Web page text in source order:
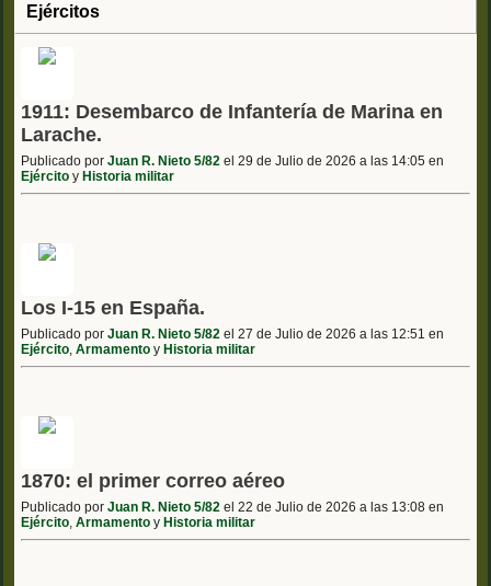
Ejércitos
1911: Desembarco de Infantería de Marina en
Larache.
Publicado por Juan R. Nieto 5/82 el 29 de Julio de 2026 a las 14:05 en
Ejército y Historia militar
Los I-15 en España.
Publicado por Juan R. Nieto 5/82 el 27 de Julio de 2026 a las 12:51 en
Ejército, Armamento y Historia militar
1870: el primer correo aéreo
Publicado por Juan R. Nieto 5/82 el 22 de Julio de 2026 a las 13:08 en
Ejército, Armamento y Historia militar